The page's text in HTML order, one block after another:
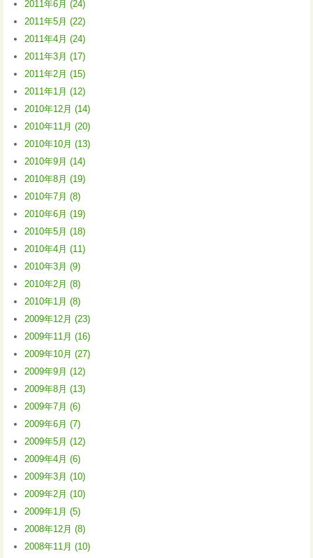
2011年6月 (24)
2011年5月 (22)
2011年4月 (24)
2011年3月 (17)
2011年2月 (15)
2011年1月 (12)
2010年12月 (14)
2010年11月 (20)
2010年10月 (13)
2010年9月 (14)
2010年8月 (19)
2010年7月 (8)
2010年6月 (19)
2010年5月 (18)
2010年4月 (11)
2010年3月 (9)
2010年2月 (8)
2010年1月 (8)
2009年12月 (23)
2009年11月 (16)
2009年10月 (27)
2009年9月 (12)
2009年8月 (13)
2009年7月 (6)
2009年6月 (7)
2009年5月 (12)
2009年4月 (6)
2009年3月 (10)
2009年2月 (10)
2009年1月 (5)
2008年12月 (8)
2008年11月 (10)